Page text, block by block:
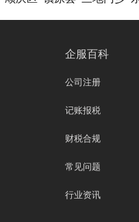
企服百科
公司注册
记账报税
财税合规
常见问题
行业资讯